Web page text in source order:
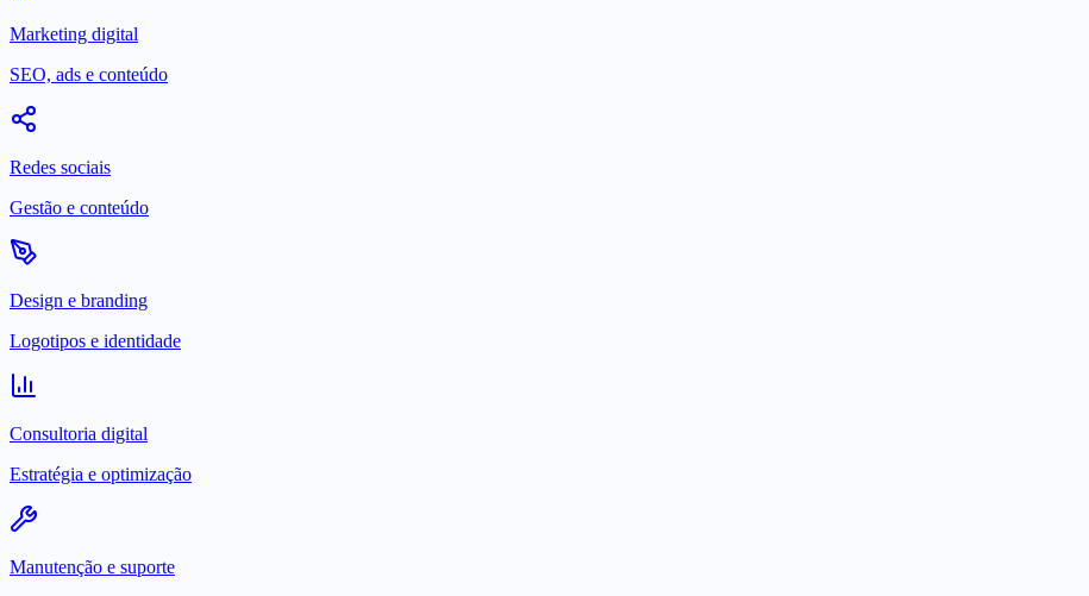
Marketing digital
SEO, ads e conteúdo
Redes sociais
Gestão e conteúdo
Design e branding
Logotipos e identidade
Consultoria digital
Estratégia e optimização
Manutenção e suporte